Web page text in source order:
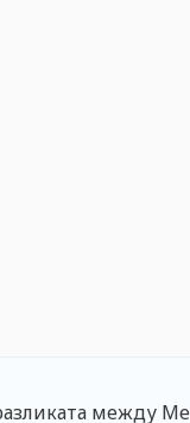
между